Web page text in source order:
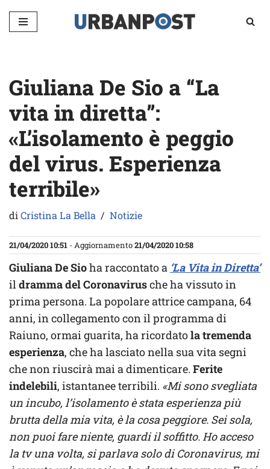
Vai
Giuliana De Sio a “La
vita in diretta”:
«L’isolamento è peggio
del virus. Esperienza
terribile»
diCristina La Bella Notizie
21/04/2020 10:51 - Aggiornamento21/04/2020 10:58
Giuliana De Sioha raccontato a ‘La Vita in Diretta’
ildramma del Coronavirusche ha vissuto in
prima persona. La popolare attrice campana, 64
anni, in collegamento con il programma di
Raiuno, ormai guarita, ha ricordatola tremenda
esperienza, che ha lasciato nella sua vita segni
che non riuscirà mai a dimenticare. Ferite
indelebili, istantanee terribili. «Mi sono svegliata
un incubo, l’isolamento è stata esperienza più
brutta della mia vita, è la cosa peggiore. Sei sola,
non puoi fare niente, guardi il soffitto. Ho acceso
la tv una volta, si parlava solo di Coronavirus, mi